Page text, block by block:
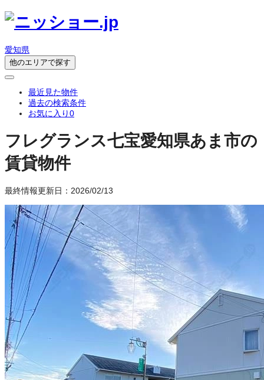
愛知県
他のエリアで探す
最近見た物件
過去の検索条件
お気に入り0
フレグランス七宝愛知県あま市の
賃貸物件
最終情報更新日：2026/02/13